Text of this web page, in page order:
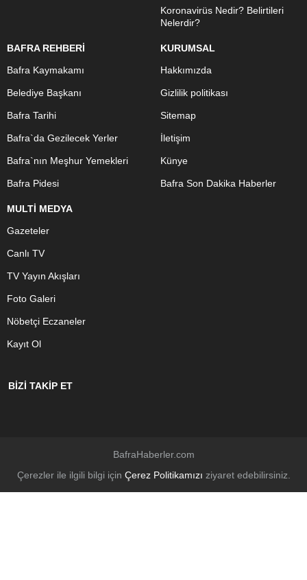
Koronavirüs Nedir? Belirtileri
Nelerdir?
BAFRA REHBERİ
Bafra Kaymakamı
Belediye Başkanı
Bafra Tarihi
Bafra`da Gezilecek Yerler
Bafra`nın Meşhur Yemekleri
Bafra Pidesi
KURUMSAL
Hakkımızda
Gizlilik politikası
Sitemap
İletişim
Künye
Bafra Son Dakika Haberler
MULTİ MEDYA
Gazeteler
Canlı TV
TV Yayın Akışları
Foto Galeri
Nöbetçi Eczaneler
Kayıt Ol
BİZİ TAKİP ET
BafraHaberler.com
Çerezler ile ilgili bilgi için Çerez Politikamızı ziyaret edebilirsiniz.